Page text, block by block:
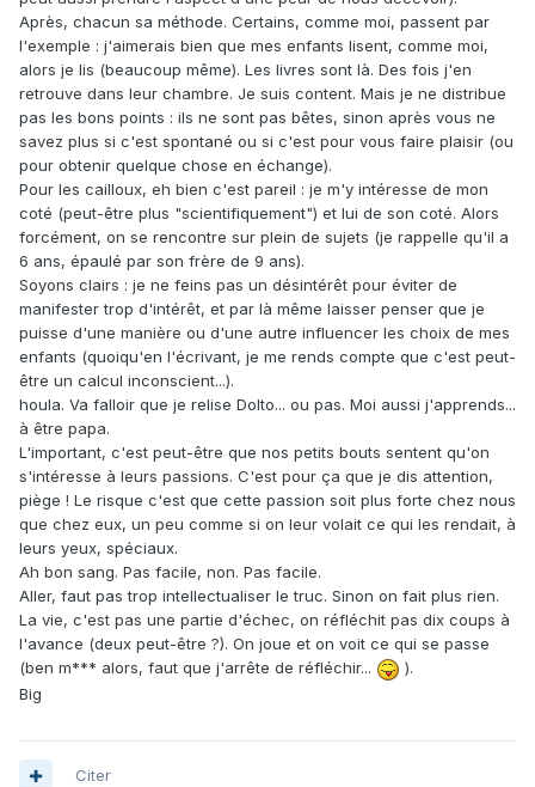
Après, chacun sa méthode. Certains, comme moi, passent par
l'exemple : j'aimerais bien que mes enfants lisent, comme moi,
alors je lis (beaucoup même). Les livres sont là. Des fois j'en
retrouve dans leur chambre. Je suis content. Mais je ne distribue
pas les bons points : ils ne sont pas bêtes, sinon après vous ne
savez plus si c'est spontané ou si c'est pour vous faire plaisir (ou
pour obtenir quelque chose en échange).
Pour les cailloux, eh bien c'est pareil : je m'y intéresse de mon
coté (peut-être plus "scientifiquement") et lui de son coté. Alors
forcément, on se rencontre sur plein de sujets (je rappelle qu'il a
6 ans, épaulé par son frère de 9 ans).
Soyons clairs : je ne feins pas un désintérêt pour éviter de
manifester trop d'intérêt, et par là même laisser penser que je
puisse d'une manière ou d'une autre influencer les choix de mes
enfants (quoiqu'en l'écrivant, je me rends compte que c'est peut-
être un calcul inconscient...).
houla. Va falloir que je relise Dolto... ou pas. Moi aussi j'apprends...
à être papa.
L'important, c'est peut-être que nos petits bouts sentent qu'on
s'intéresse à leurs passions. C'est pour ça que je dis attention,
piège ! Le risque c'est que cette passion soit plus forte chez nous
que chez eux, un peu comme si on leur volait ce qui les rendait, à
leurs yeux, spéciaux.
Ah bon sang. Pas facile, non. Pas facile.
Aller, faut pas trop intellectualiser le truc. Sinon on fait plus rien.
La vie, c'est pas une partie d'échec, on réfléchit pas dix coups à
l'avance (deux peut-être ?). On joue et on voit ce qui se passe
(ben m*** alors, faut que j'arrête de réfléchir...
).
Big
Citer